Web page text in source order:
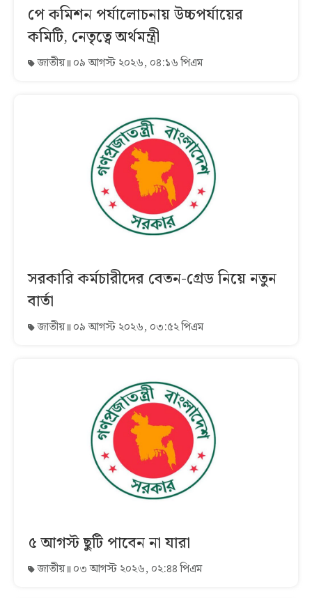
পে কমিশন পর্যালোচনায় উচ্চপর্যায়ের
কমিটি, নেতৃত্বে অর্থমন্ত্রী
জাতীয় ০৯ আগস্ট ২০২৬, ০৪:১৬ পিএম
সরকারি কর্মচারীদের বেতন-গ্রেড নিয়ে নতুন
বার্তা
জাতীয় ০৯ আগস্ট ২০২৬, ০৩:৫২ পিএম
৫ আগস্ট ছুটি পাবেন না যারা
জাতীয় ০৩ আগস্ট ২০২৬, ০২:৪৪ পিএম